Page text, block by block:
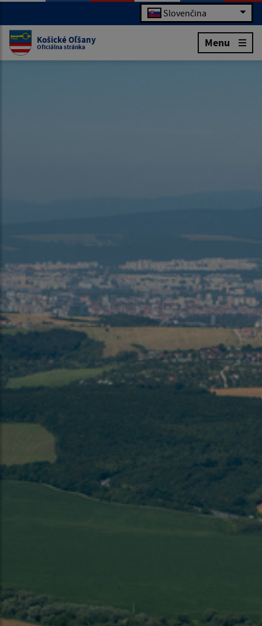
Slovenčina
Košické Oľšany
Oficiálna stránka Menu